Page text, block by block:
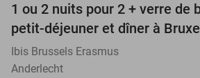
1 ou 2 nuits pour 2 + verre de
petit-déjeuner et dîner à
Ibis Brussels Erasmus
Anderlecht